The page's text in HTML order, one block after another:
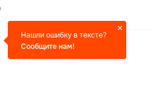
Нашли ошибку в тексте?
Сообщите нам!